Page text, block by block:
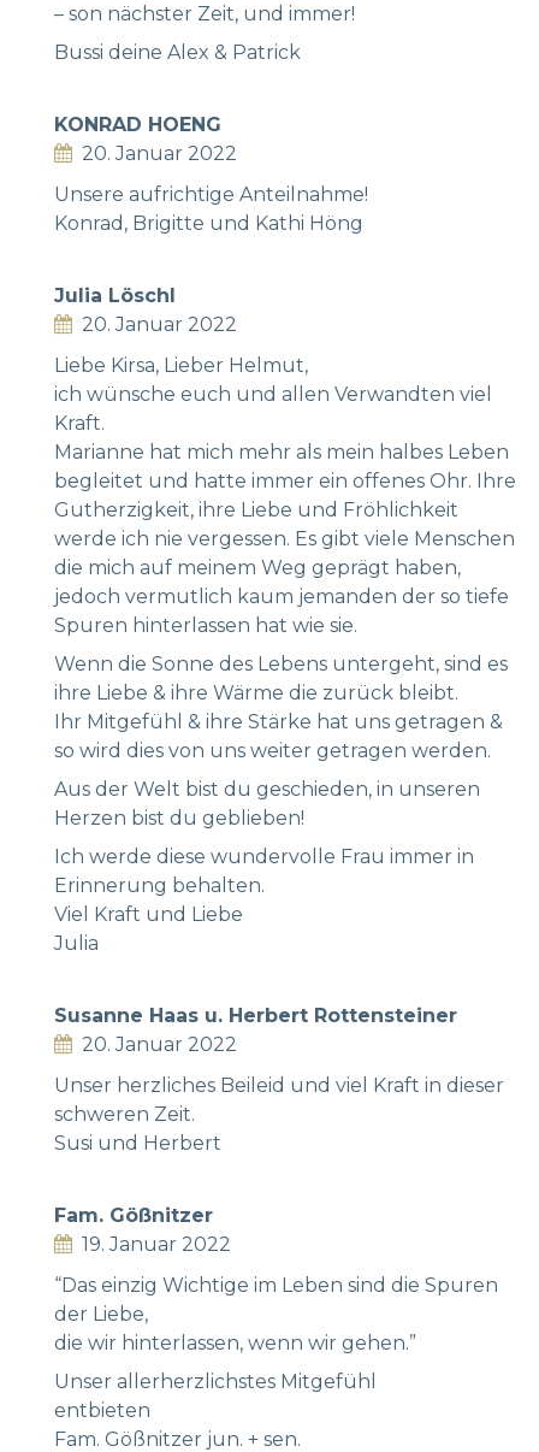
– son nächster Zeit, und immer!
Bussi deine Alex & Patrick
KONRAD HOENG
20. Januar 2022
Unsere aufrichtige Anteilnahme!
Konrad, Brigitte und Kathi Höng
Julia Löschl
20. Januar 2022
Liebe Kirsa, Lieber Helmut,
ich wünsche euch und allen Verwandten viel
Kraft.
Marianne hat mich mehr als mein halbes Leben
begleitet und hatte immer ein offenes Ohr. Ihre
Gutherzigkeit, ihre Liebe und Fröhlichkeit
werde ich nie vergessen. Es gibt viele Menschen
die mich auf meinem Weg geprägt haben,
jedoch vermutlich kaum jemanden der so tiefe
Spuren hinterlassen hat wie sie.
Wenn die Sonne des Lebens untergeht, sind es
ihre Liebe & ihre Wärme die zurück bleibt.
Ihr Mitgefühl & ihre Stärke hat uns getragen &
so wird dies von uns weiter getragen werden.
Aus der Welt bist du geschieden, in unseren
Herzen bist du geblieben!
Ich werde diese wundervolle Frau immer in
Erinnerung behalten.
Viel Kraft und Liebe
Julia
Susanne Haas u. Herbert Rottensteiner
20. Januar 2022
Unser herzliches Beileid und viel Kraft in dieser
schweren Zeit.
Susi und Herbert
Fam. Gößnitzer
19. Januar 2022
“Das einzig Wichtige im Leben sind die Spuren
der Liebe,
die wir hinterlassen, wenn wir gehen.”
Unser allerherzlichstes Mitgefühl
entbieten
Fam. Gößnitzer jun. + sen.